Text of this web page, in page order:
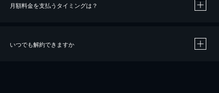
※40％ポイント還元の対象は、クレジットカード決済による作品の購入 / レンタルです。
月額料金を支払うタイミングは？
いつでも解約できますか